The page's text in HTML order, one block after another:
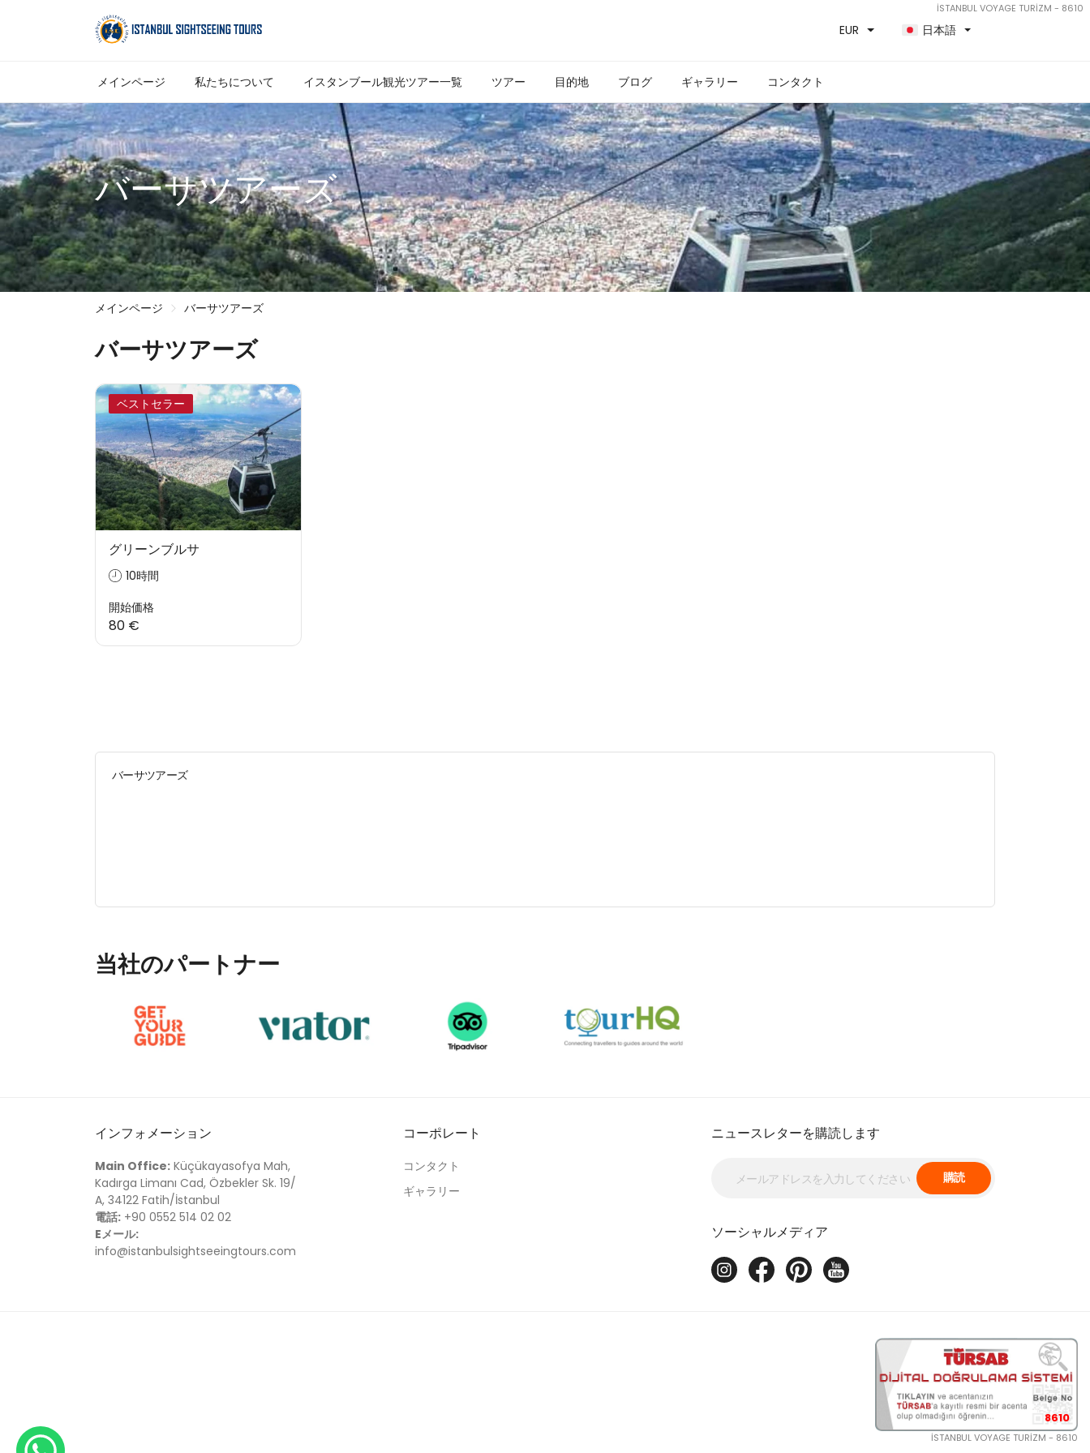
İSTANBUL VOYAGE TURİZM - 8610
EUR 日本語
メインページ 私たちについて イスタンブール観光ツアー一覧 ツアー 目的地 ブログ ギャラリー コンタクト
バーサツアーズ
メインページ バーサツアーズ
バーサツアーズ
ベストセラー
グリーンブルサ
10時間
開始価格
80 €
バーサツアーズ
当社のパートナー
インフォメーション
Main Office: Küçükayasofya Mah,
Kadırga Limanı Cad, Özbekler Sk. 19/
A, 34122 Fatih/İstanbul
電話: +90 0552 514 02 02
Eメール:
info@istanbulsightseeingtours.com
コーポレート
コンタクト
ギャラリー
ニュースレターを購読します
購読
ソーシャルメディア
8610
İSTANBUL VOYAGE TURİZM - 8610